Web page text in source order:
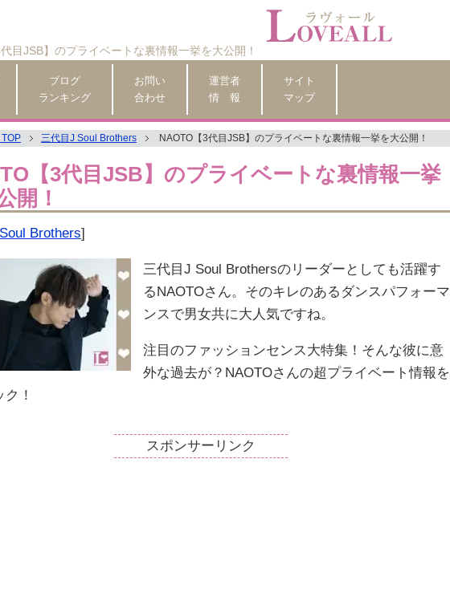
目JSB】のプライベートな裏情報一挙を大公開！
ブログ
ランキング
お問い
合わせ
運営者
情 報
サイト
マップ
三代目J Soul Brothers NAOTO【3代目JSB】のプライベートな裏情報一挙を大公開！
【3代目JSB】のプライベートな裏情報一挙
開！
Brothers]
三代目J Soul Brothersのリーダーとしても活躍す
るNAOTOさん。そのキレのあるダンスパフォーマ
ンスで男女共に大人気ですね。
注目のファッションセンス大特集！そんな彼に意
外な過去が？NAOTOさんの超プライベート情報を
！
スポンサーリンク